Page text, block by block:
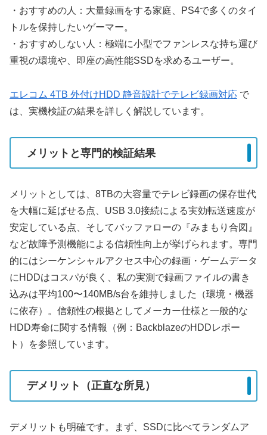
・おすすめの人：大量録画をする家庭、PS4で多くのタイ
トルを保持したいゲーマー。
・おすすめしない人：極端に小型でファンレスな持ち運び
重視の環境や、即座の高性能SSDを求めるユーザー。
エレコム 4TB 外付けHDD 静音設計でテレビ録画対応 で
は、実機検証の結果を詳しく解説しています。
メリットと専門的検証結果
メリットとしては、8TBの大容量でテレビ録画の保存世代
を大幅に延ばせる点、USB 3.0接続による実効転送速度が
安定している点、そしてバッファローの『みまもり合図』
など故障予測機能による信頼性向上が挙げられます。専門
的にはシーケンシャルアクセス中心の録画・ゲームデータ
にHDDはコスパが良く、私の実測で録画ファイルの書き
込みは平均100〜140MB/s台を維持しました（環境・機器
に依存）。信頼性の根拠としてメーカー仕様と一般的な
HDD寿命に関する情報（例：BackblazeのHDDレポー
ト）を参照しています。
デメリット（正直な所見）
デメリットも明確です。まず、SSDに比べてランダムア